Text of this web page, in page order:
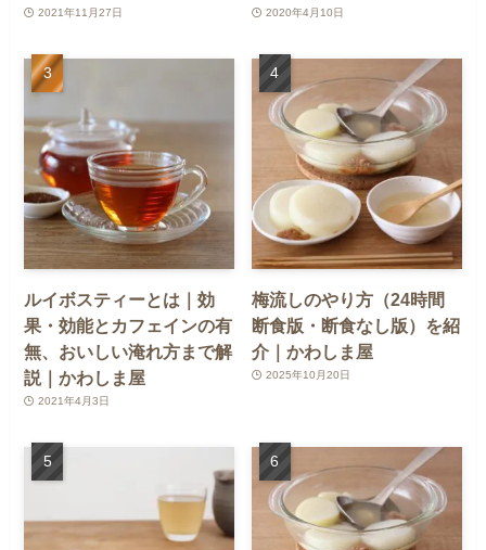
2021年11月27日 2020年4月10日
ルイボスティーとは｜効
果・効能とカフェインの有
無、おいしい淹れ方まで解
説｜かわしま屋
2021年4月3日
梅流しのやり方（24時間
断食版・断食なし版）を紹
介｜かわしま屋
2025年10月20日